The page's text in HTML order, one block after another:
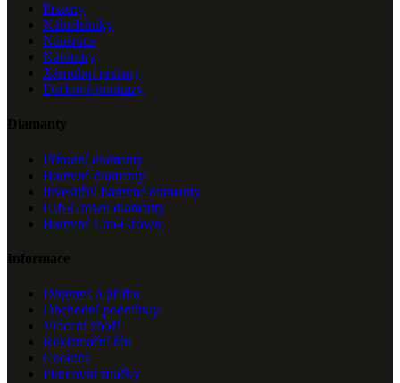
Prsteny
Náhrdelníky
Náušnice
Náramky
Zásnubní prsteny
Dárkové poukazy
Diamanty
Přírodní diamanty
Barevné diamanty
Investiční barevné diamanty
Lab-Grown diamanty
Barevné Lab-Grown
Informace
Doprava a platba
Obchodní podmínky
Vrácení zboží
Reklamační řád
Cookies
Puncovní značky